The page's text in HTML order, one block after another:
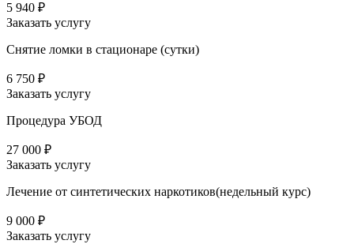
5 940 ₽
Заказать услугу
Снятие ломки в стационаре (сутки)
6 750 ₽
Заказать услугу
Процедура УБОД
27 000 ₽
Заказать услугу
Лечение от синтетических наркотиков(недельный курс)
9 000 ₽
Заказать услугу